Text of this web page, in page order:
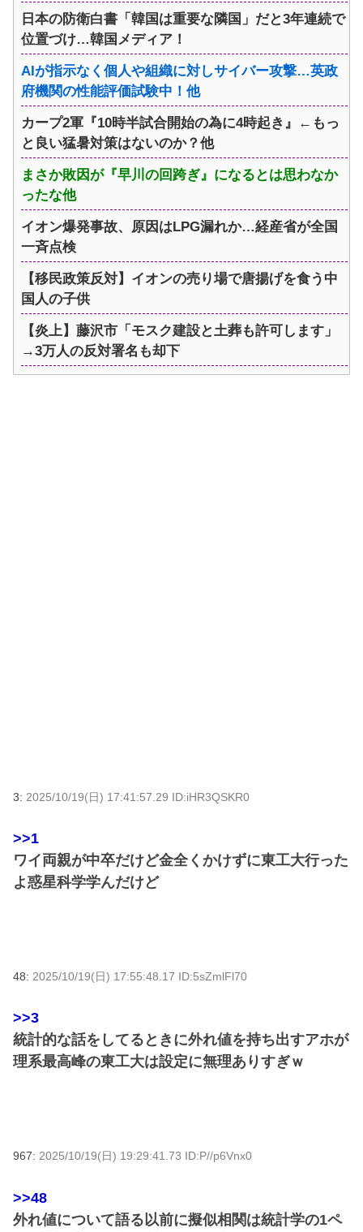
日本の防衛白書「韓国は重要な隣国」だと3年連続で
位置づけ…韓国メディア！
AIが指示なく個人や組織に対しサイバー攻撃…英政
府機関の性能評価試験中！他
カープ2軍『10時半試合開始の為に4時起き』←もっ
と良い猛暑対策はないのか？他
まさか敗因が『早川の回跨ぎ』になるとは思わなか
ったな他
イオン爆発事故、原因はLPG漏れか…経産省が全国
一斉点検
【移民政策反対】イオンの売り場で唐揚げを食う中
国人の子供
【炎上】藤沢市「モスク建設と土葬も許可します」
→3万人の反対署名も却下
3: 2025/10/19(日) 17:41:57.29 ID:iHR3QSKR0
>>1
ワイ両親が中卒だけど金全くかけずに東工大行った
よ惑星科学学んだけど
48: 2025/10/19(日) 17:55:48.17 ID:5sZmlFl70
>>3
統計的な話をしてるときに外れ値を持ち出すアホが
理系最高峰の東工大は設定に無理ありすぎｗ
967: 2025/10/19(日) 19:29:41.73 ID:P//p6Vnx0
>>48
外れ値について語る以前に擬似相関は統計学の1ペ